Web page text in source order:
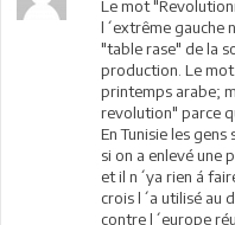
Le mot
l´extrême gauche
"table rase" de la
production. Le
printemps arabe;
revolution" parce
En Tunisie les
si on a enlevé une
et il n´ya rien á
crois l´a utilisé au
contre l´europe